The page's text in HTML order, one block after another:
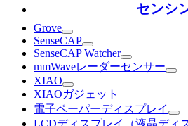
センシ
Grove
SenseCAP
SenseCAP Watcher
mmWaveレーダーセンサー
XIAO
XIAOガジェット
電子ペーパーディスプレイ